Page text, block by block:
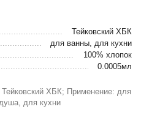
Тейковский ХБК
для ванны, для кухни
100% хлопок
0.0005мл
ХБК; Применение: для
для кухни